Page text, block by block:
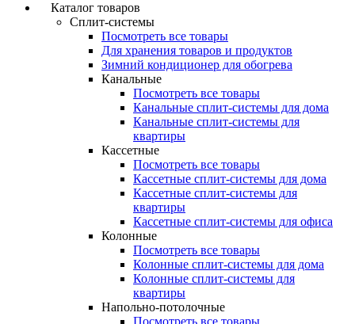
Каталог товаров
Сплит-системы
Посмотреть все товары
Для хранения товаров и продуктов
Зимний кондиционер для обогрева
Канальные
Посмотреть все товары
Канальные сплит-системы для дома
Канальные сплит-системы для
квартиры
Кассетные
Посмотреть все товары
Кассетные сплит-системы для дома
Кассетные сплит-системы для
квартиры
Кассетные сплит-системы для офиса
Колонные
Посмотреть все товары
Колонные сплит-системы для дома
Колонные сплит-системы для
квартиры
Напольно-потолочные
Посмотреть все товары